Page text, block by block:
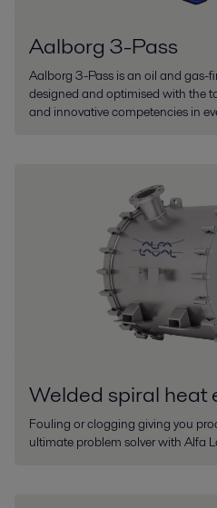
Aalborg 3-Pass
Aalborg 3-Pass is an oil and gas-
designed and optimised with the
and innovative competencies in
Welded spiral heat
Fouling or clogging giving you
ultimate problem solver with Alfa